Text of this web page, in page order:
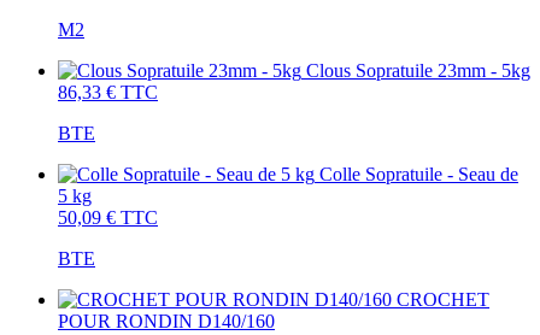
M2
Clous Sopratuile 23mm - 5kg
86,33 € TTC
BTE
Colle Sopratuile - Seau de
5 kg
50,09 € TTC
BTE
CROCHET
POUR RONDIN D140/160